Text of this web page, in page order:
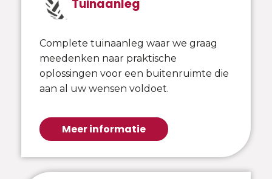
Tuinaanleg
Complete tuinaanleg waar we graag
meedenken naar praktische
oplossingen voor een buitenruimte die
aan al uw wensen voldoet.
Meer informatie